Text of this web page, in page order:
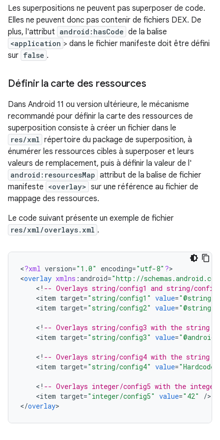
Les superpositions ne peuvent pas superposer de code.
Elles ne peuvent donc pas contenir de fichiers DEX. De
plus, l'attribut android:hasCode de la balise
<application > dans le fichier manifeste doit être défini
sur false .
Définir la carte des ressources
Dans Android 11 ou version ultérieure, le mécanisme
recommandé pour définir la carte des ressources de
superposition consiste à créer un fichier dans le
res/xml répertoire du package de superposition, à
énumérer les ressources cibles à superposer et leurs
valeurs de remplacement, puis à définir la valeur de l'
android:resourcesMap attribut de la balise de fichier
manifeste <overlay> sur une référence au fichier de
mappage des ressources.
Le code suivant présente un exemple de fichier
res/xml/overlays.xml .
<?xml version="1.0" encoding="utf-8" ?>
<overlay xmlns :android="http://
< ! -- Overlays string/config1 and string/
<item target="string/config1" value="@string/
<item target="string/config2" value="@string/
< ! -- Overlays string/config3 with the string
<item target="string/config3" value=
< ! -- Overlays string/config4 with the string
<item target="string/config4" value=
< ! -- Overlays integer/config5 with the
<item target="integer/config5" value="42" />
</overlay